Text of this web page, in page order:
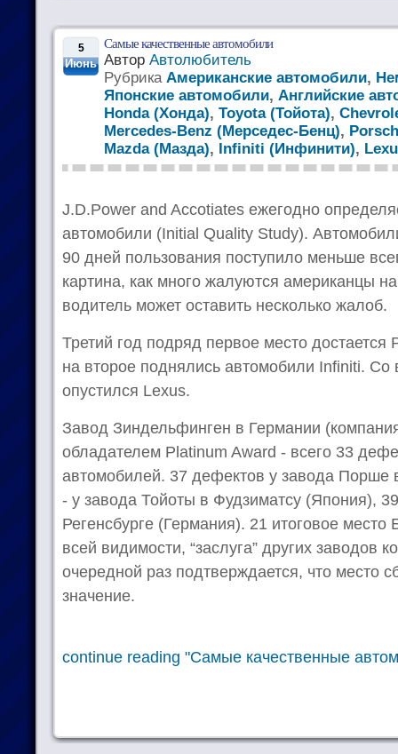
5
Июнь
Самые качественные автомобили
Автор Автолюбитель
Рубрика Американские автомобили,
Японские автомобили, Английские
Honda (Хонда), Toyota (Тойота),
Mercedes-Benz (Мерседес-Бенц),
Mazda (Мазда), Infiniti (Инфинити),
J.D.Power and Accotiates ежегодно
автомобили (Initial Quality Study).
90 дней пользования поступило меньше
картина, как много жалуются американцы
водитель может оставить несколько жалоб.
Третий год подряд первое место достается
на второе поднялись автомобили Infiniti. Со
опустился Lexus.
Завод Зиндельфинген в Германии
обладателем Platinum Award - всего 33
автомобилей. 37 дефектов у завода Порше
- у завода Тойоты в Фудзиматсу (Япония),
Регенсбурге (Германия). 21 итоговое
всей видимости, “заслуга” других заводов
очередной раз подтверждается, что место
значение.
continue reading "Самые качественные